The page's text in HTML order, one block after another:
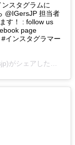
スタグラムに
@IGersJP 担当者
す！ : follow us
page
インスタグラマー
シェアした投稿 –